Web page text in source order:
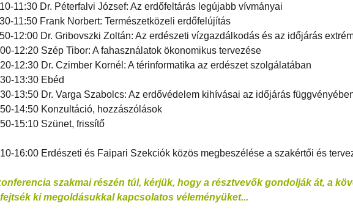
11:30 Dr. Péterfalvi József: Az erdőfeltárás legújabb vívmányai
11:50 Frank Norbert: Természetközeli erdőfelújítás
12:00 Dr. Gribovszki Zoltán: Az erdészeti vízgazdálkodás és az időjárás
12:20 Szép Tibor: A fahasználatok ökonomikus tervezése
12:30 Dr. Czimber Kornél: A térinformatika az erdészet szolgálatában
13:30 Ebéd
13:50 Dr. Varga Szabolcs: Az erdővédelem kihívásai az időjárás
14:50 Konzultáció, hozzászólások
15:10 Szünet, frissítő
16:00 Erdészeti és Faipari Szekciók közös megbeszélése a szakértői és
szakmai részén túl, kérjük, hogy a résztvevők gondolják át, a
ki megoldásukkal kapcsolatos véleményüket...